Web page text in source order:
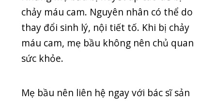
Khi cơ thể bị dị ứng thì các mô dọc
theo mũi sẽ sưng lên, mao mạch giãn
ra. Nếu mao mạch bị vỡ thì điều này sẽ
gây ra hiện tượng chảy máu cam. Máu
sức khỏe, đặc biệt khi bạn xì mũi hoặc